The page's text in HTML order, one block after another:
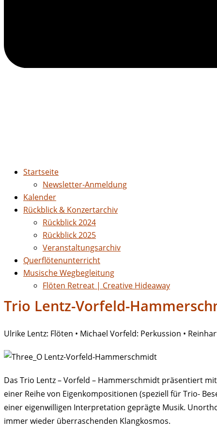
Startseite
Newsletter-Anmeldung
Kalender
Rückblick & Konzertarchiv
Rückblick 2024
Rückblick 2025
Veranstaltungsarchiv
Querflötenunterricht
Musische Wegbegleitung
Flöten Retreat | Creative Hideaway
Trio Lentz-Vorfeld-
Ulrike Lentz: Flöten • Michael Vorfeld: Perkussion •
Das Trio Lentz – Vorfeld – Hammerschmidt präsentiert
einer Reihe von Eigenkompositionen (speziell für Trio-
einer eigenwilligen Interpretation geprägte Musik.
immer wieder überraschenden Klangkosmos.